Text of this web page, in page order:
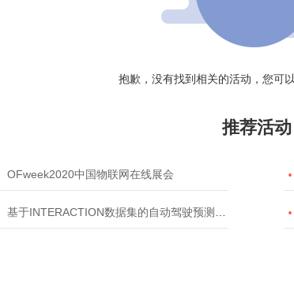
抱歉，没有找到相关的活动，您可
推荐活动
OFweek2020中国物联网在线展会 
基于INTERACTION数据集的自动驾驶预测模型挑战赛 